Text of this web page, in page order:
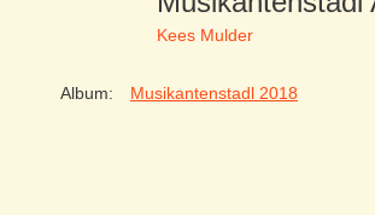
Kees Mulder
Album: Musikantenstadl 2018